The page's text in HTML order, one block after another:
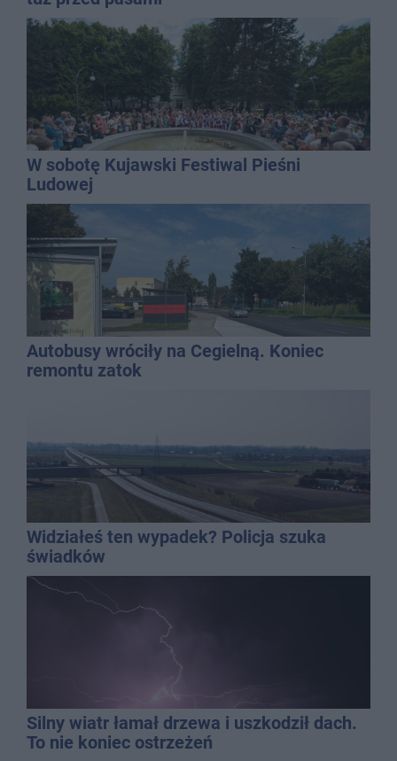
W sobotę Kujawski Festiwal Pieśni
Ludowej
Autobusy wróciły na Cegielną. Koniec
remontu zatok
Widziałeś ten wypadek? Policja szuka
świadków
Silny wiatr łamał drzewa i uszkodził dach.
To nie koniec ostrzeżeń